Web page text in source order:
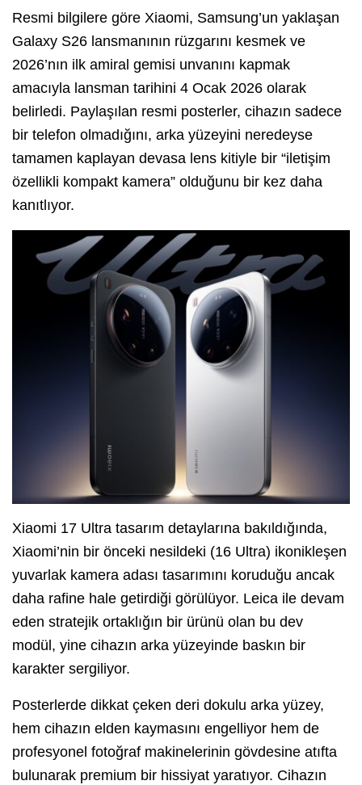
Resmi bilgilere göre Xiaomi, Samsung’un yaklaşan
Galaxy S26 lansmanının rüzgarını kesmek ve
2026’nın ilk amiral gemisi unvanını kapmak
amacıyla lansman tarihini 4 Ocak 2026 olarak
belirledi. Paylaşılan resmi posterler, cihazın sadece
bir telefon olmadığını, arka yüzeyini neredeyse
tamamen kaplayan devasa lens kitiyle bir “iletişim
özellikli kompakt kamera” olduğunu bir kez daha
kanıtlıyor.
Xiaomi 17 Ultra tasarım detaylarına bakıldığında,
Xiaomi’nin bir önceki nesildeki (16 Ultra) ikonikleşen
yuvarlak kamera adası tasarımını koruduğu ancak
daha rafine hale getirdiği görülüyor. Leica ile devam
eden stratejik ortaklığın bir ürünü olan bu dev
modül, yine cihazın arka yüzeyinde baskın bir
karakter sergiliyor.
Posterlerde dikkat çeken deri dokulu arka yüzey,
hem cihazın elden kaymasını engelliyor hem de
profesyonel fotoğraf makinelerinin gövdesine atıfta
bulunarak premium bir hissiyat yaratıyor. Cihazın